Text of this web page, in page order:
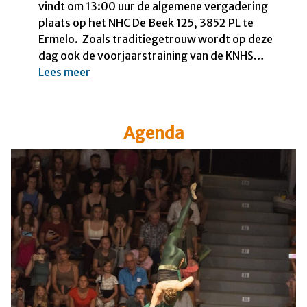
ê
e
u
l
e
r
i
n
g
s
p
r
o
vindt om 13:00 uur de algemene vergadering
plaats op het NHC De Beek 125, 3852 PL te
Ermelo. Zoals traditiegetrouw wordt op deze
dag ook de voorjaarstraining van de KNHS…
Lees meer
o
o
r
j
a
a
r
2
0
2
Agenda